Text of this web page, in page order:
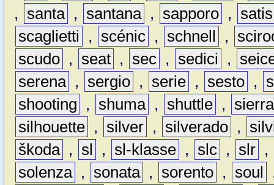
,
santa , santana , sapporo ,
satis
scaglietti
, scénic , schnell ,
scudo , seat , sec , sedici ,
serena , sergio , serie , sesto ,
shooting
, shuma , shuttle ,
sierra
silhouette , silver , silverado ,
škoda , sl , sl-klasse , slc , slr ,
solenza , sonata , sorento , soul